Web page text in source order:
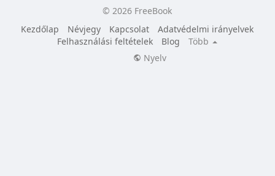
© 2026 FreeBook
Kezdőlap
Névjegy Kapcsolat
Adatvédelmi irányelvek
Felhasználási feltételek
Blog
Több
Nyelv